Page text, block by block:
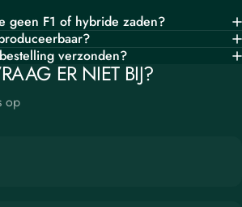
geen F1 of hybride zaden?
verzonden?
ER NIET BIJ?
op